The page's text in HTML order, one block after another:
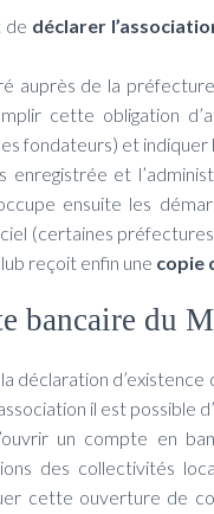
de déclarer
auprès de la
cette obligation
fondateurs) et
et
ensuite les
(certaines
reçoit enfin une copie
bancaire du
déclaration
il est possible
un compte en
des collectivités
cette ouverture de